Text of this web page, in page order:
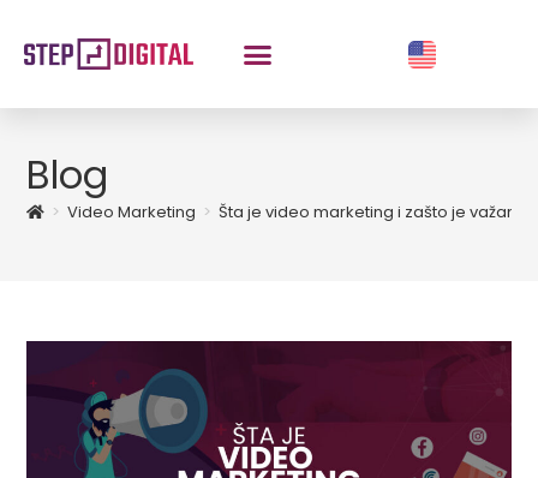
Blog
> Video Marketing > Šta je video marketing i zašto je važan?